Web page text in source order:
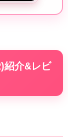
紹介&レビ